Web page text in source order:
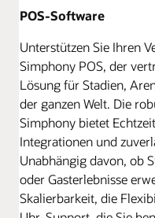
POS-Software
Unterstützen Sie Ihren
Simphony POS, der
Lösung für Stadien,
der ganzen Welt. Die
Simphony bietet
Integrationen und
Unabhängig davon, ob
oder Gasterlebnisse
Skalierbarkeit, die